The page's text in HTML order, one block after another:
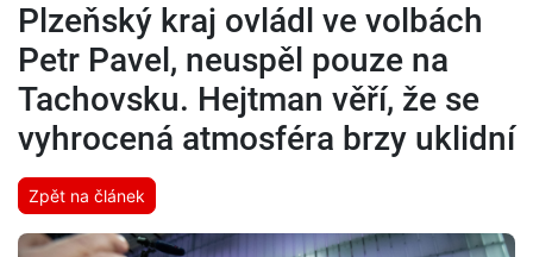
Plzeňský kraj ovládl ve volbách
Petr Pavel, neuspěl pouze na
Tachovsku. Hejtman věří, že se
vyhrocená atmosféra brzy uklidní
Zpět na článek